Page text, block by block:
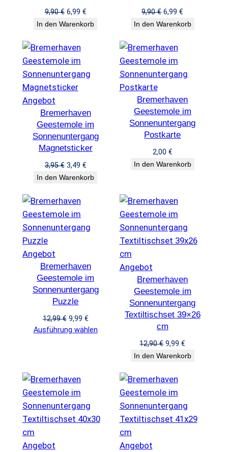
9,90€ Ursprünglicher
Preis
9,90 €
6,99 €Aktueller
Preis
In den Warenkorb
9,90€ Ursprünglicher
Preis
9,90 €
6,99€Aktueller
Preis
In den Warenkorb
AngebotProdukt
im
Angebot
Bremerhaven
Geestemole im
Sonnenuntergang
Magnetsticker
3,95€ Ursprünglicher
Preis
3,95 €
3,49 €Aktueller
Preis
In den Warenkorb
Bremerhaven
Geestemole im
Sonnenuntergang
Postkarte
2,00 €
In den Warenkorb
AngebotProdukt
im
Angebot
Bremerhaven
Geestemole im
Sonnenuntergang
Puzzle
12,99€ Ursprünglicher
Preis
9,99 €Aktueller
Preis
Ausführung wählen
AngebotProdukt
im
Angebot
Bremerhaven
Geestemole im
Sonnenuntergang
Textiltischset 39×26
cm
12,90€ Ursprünglicher
Preis
12,90 €
9,99€Aktueller
Preis
In den Warenkorb
AngebotProdukt
AngebotProdukt